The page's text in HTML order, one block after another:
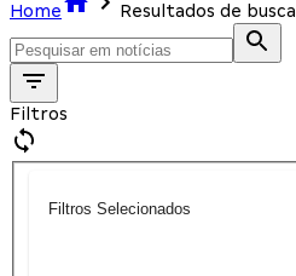
Home
Resultados de busca
Filtros
Filtros Selecionados